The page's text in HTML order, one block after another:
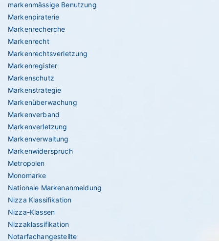
markenmässige Benutzung
Markenpiraterie
Markenrecherche
Markenrecht
Markenrechtsverletzung
Markenregister
Markenschutz
Markenstrategie
Markenüberwachung
Markenverband
Markenverletzung
Markenverwaltung
Markenwiderspruch
Metropolen
Monomarke
Nationale Markenanmeldung
Nizza Klassifikation
Nizza-Klassen
Nizzaklassifikation
Notarfachangestellte